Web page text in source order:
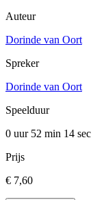
Auteur
Dorinde van Oort
Spreker
Dorinde van Oort
Speelduur
0 uur 52 min 14 sec
Prijs
€ 7,60